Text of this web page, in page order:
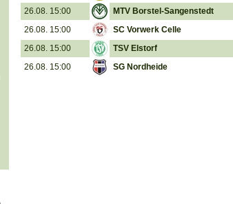
26.08. 15:00 MTV Borstel-Sangenstedt
26.08. 15:00 SC Vorwerk Celle
26.08. 15:00 TSV Elstorf
26.08. 15:00 SG Nordheide